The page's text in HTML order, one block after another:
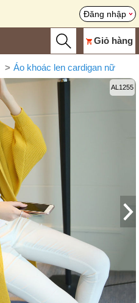
Đăng nhập
Giỏ hàng
Áo khoác len cardigan nữ
AL1255